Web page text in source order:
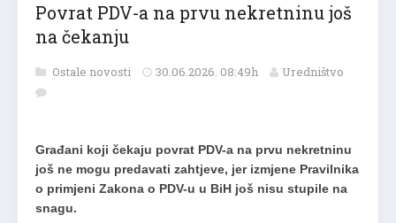
Povrat PDV-a na prvu nekretninu još
na čekanju
Ostale novosti 30.06.2026. 08:49h Uredništvo
Građani koji čekaju povrat PDV-a na prvu nekretninu
još ne mogu predavati zahtjeve, jer izmjene Pravilnika
o primjeni Zakona o PDV-u u BiH još nisu stupile na
snagu.